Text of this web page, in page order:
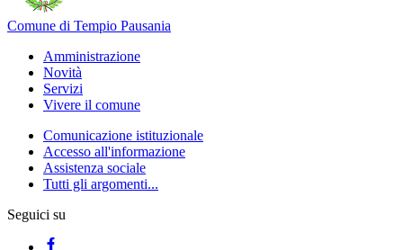
Comune di Tempio Pausania
Amministrazione
Novità
Servizi
Vivere il comune
Comunicazione istituzionale
Accesso all'informazione
Assistenza sociale
Tutti gli argomenti...
Seguici su